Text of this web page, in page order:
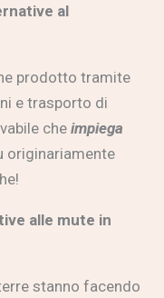
al
prodotto tramite
e trasporto di
cheimpiega
originariamente
alle mute in
stanno facendo